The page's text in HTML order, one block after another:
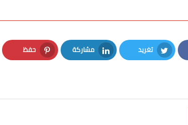
تغريد
Twitter
مشاركة
LinkedIn
حفظ
Pinterest